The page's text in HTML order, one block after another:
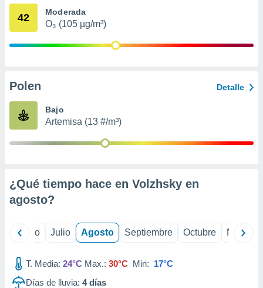
e
de
42 Moderada
O₃ (105 µg/m³)
Polen Detalle
Bajo
Artemisa (13 #/m³)
¿Qué tiempo hace en Volzhsky en
agosto?
Junio Julio Agosto Septiembre Octubre
T. Media: 24°C Max.: 30°C Min: 17°C
Días de lluvia: 4días